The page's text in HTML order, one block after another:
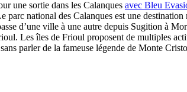
une sortie dans les Calanques avec Bleu
national des Calanques est une
d’une ville à une autre depuis Sugition à
Les îles de Frioul proposent de multiples
parler de la fameuse légende de Monte